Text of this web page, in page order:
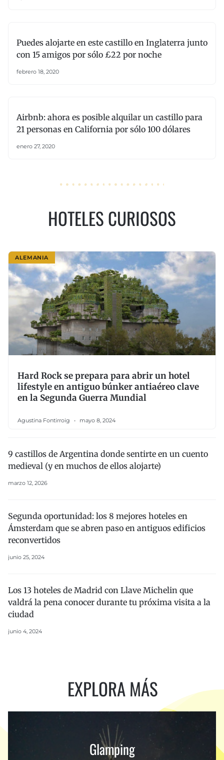
Puedes alojarte en este castillo en Inglaterra junto
con 15 amigos por sólo £22 por noche
febrero 18, 2020
Airbnb: ahora es posible alquilar un castillo para
21 personas en California por sólo 100 dólares
enero 27, 2020
HOTELES CURIOSOS
9 castillos de Argentina donde sentirte en un cuento
medieval (y en muchos de ellos alojarte)
marzo 12, 2026
Segunda oportunidad: los 8 mejores hoteles en
Ámsterdam que se abren paso en antiguos edificios
reconvertidos
junio 25, 2024
Los 13 hoteles de Madrid con Llave Michelin que
valdrá la pena conocer durante tu próxima visita a la
ciudad
junio 4, 2024
ALEMANIA
Hard Rock se prepara para abrir un hotel
lifestyle en antiguo búnker antiaéreo clave
en la Segunda Guerra Mundial
Agustina Fontirroig mayo 8, 2024
EXPLORA MÁS
Glamping